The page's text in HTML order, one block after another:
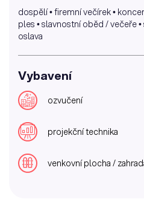
dospělí • firemní večírek •
ples • slavnostní oběd / večeře
oslava
Vybavení
ozvučení
projekční technika
venkovní plocha /